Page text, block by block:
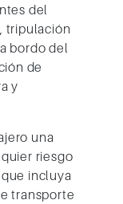
del
tripulación
bordo del
de
y
una
riesgo
incluya
transporte